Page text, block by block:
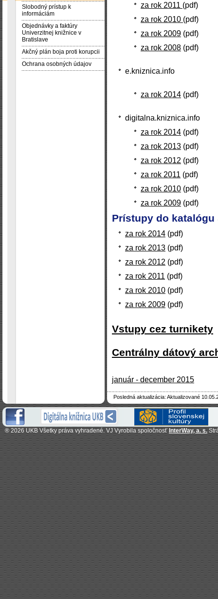
za rok 2011 (pdf)
za rok 2010 (pdf)
za rok 2009 (pdf)
za rok 2008 (pdf)
e.kniznica.info
za rok 2014 (pdf)
digitalna.kniznica.info
za rok 2014 (pdf)
za rok 2013 (pdf)
za rok 2012 (pdf)
za rok 2011 (pdf)
za rok 2010 (pdf)
za rok 2009 (pdf)
Prístupy do katalógu
za rok 2014 (pdf)
za rok 2013 (pdf)
za rok 2012 (pdf)
za rok 2011 (pdf)
za rok 2010 (pdf)
za rok 2009 (pdf)
Vstupy cez turnikety
Centrálny dátový
január - december 2015
Posledná aktualizácia: Aktualizované
Slobodný prístup k
informáciám
Objednávky a faktúry
Univerzitnej knižnice v
Bratislave
Akčný plán boja proti korupcii
Ochrana osobných údajov
® 2026 UKB Všetky práva vyhradené. VJ Vyrobila spoločnosť InterWay, a. s.